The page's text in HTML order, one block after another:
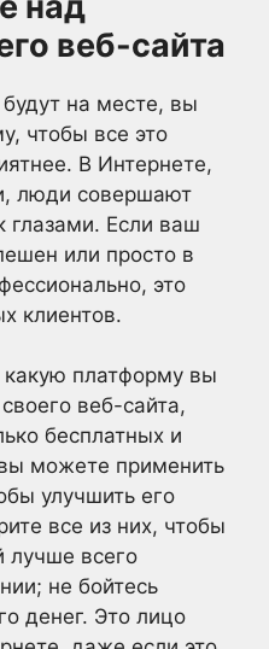
веб-сайта
на месте, вы
чтобы все это
В Интернете,
люди совершают
глазами. Если ваш
или просто в
это
клиентов.
какую платформу вы
веб-сайта,
бесплатных и
можете применить
улучшить его
все из них, чтобы
лучше всего
не бойтесь
денег. Это лицо